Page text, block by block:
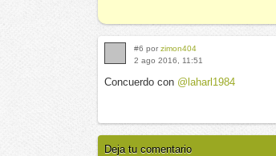
#6 por zimon404
2 ago 2016, 11:51
Concuerdo con @laharl1984
Deja tu comentario